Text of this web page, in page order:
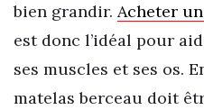
bien grandir. Acheter
est donc l’idéal pour
ses muscles et ses os.
matelas berceau doit